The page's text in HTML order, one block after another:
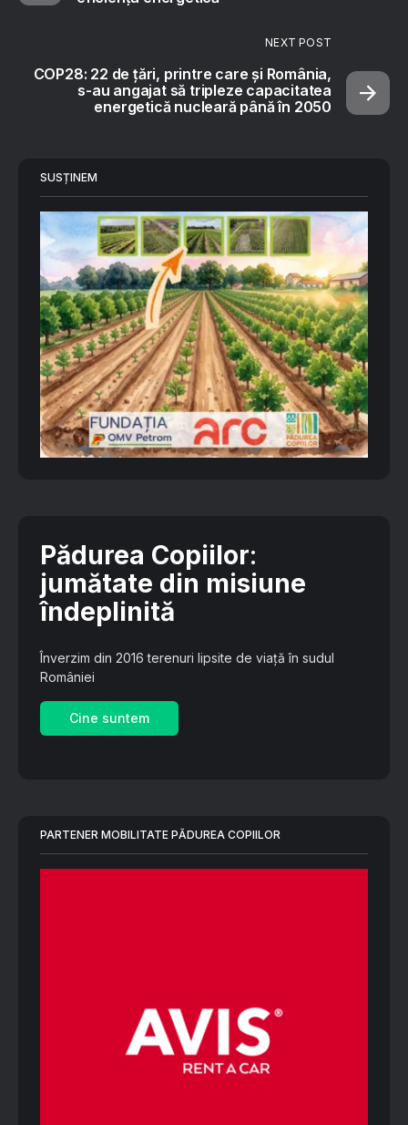
NEXT POST
COP28: 22 de țări, printre care și România,
s-au angajat să tripleze capacitatea
energetică nucleară până în 2050
SUSȚINEM
Pădurea Copiilor:
jumătate din misiune
îndeplinită
Înverzim din 2016 terenuri lipsite de viață în sudul
României
Cine suntem
PARTENER MOBILITATE PĂDUREA COPIILOR